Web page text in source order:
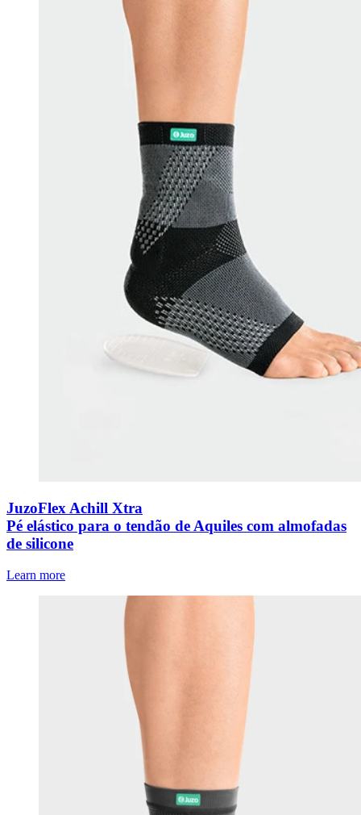
JuzoFlex Achill Xtra
Pé elástico para o tendão de Aquiles com almofadas
de silicone
Learn more